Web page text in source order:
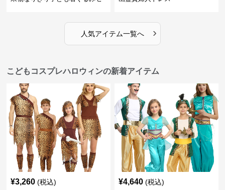
人気アイテム一覧へ ›
こどもコスプレハロウィンの新着アイテム
¥3,260 (税込) ¥4,640 (税込)